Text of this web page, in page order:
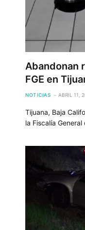
Abandonan
FGE en
NOTICIAS ABRIL 11,
Tijuana, Baja
la Fiscalía